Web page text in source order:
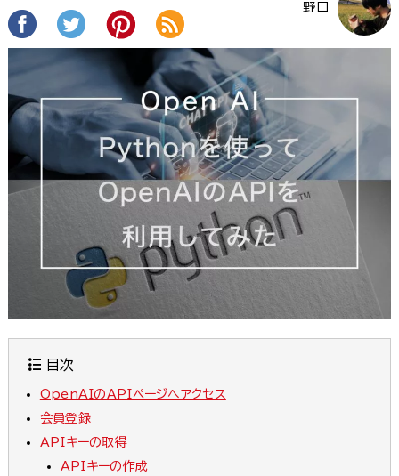
野口
目次
OpenAIのAPIページへアクセス
会員登録
APIキーの取得
APIキーの作成